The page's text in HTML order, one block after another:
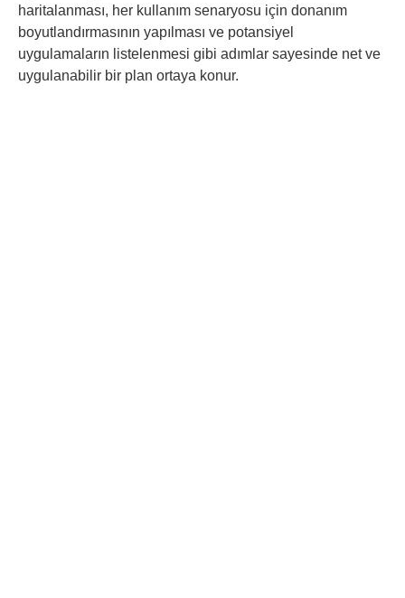
haritalanması, her kullanım senaryosu için donanım
boyutlandırmasının yapılması ve potansiyel
uygulamaların listelenmesi gibi adımlar sayesinde net ve
uygulanabilir bir plan ortaya konur.